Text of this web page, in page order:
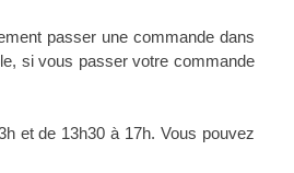
passer une commande dans
si vous passer votre commande
et de 13h30 à 17h. Vous pouvez